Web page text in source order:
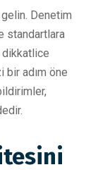
Denetim
standartlara
dikkatlice
bir adım öne